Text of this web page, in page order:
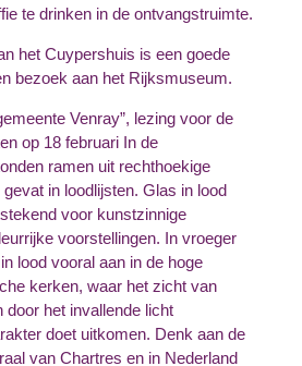
te drinken in de ontvangstruimte.
het Cuypershuis is een goede
bezoek aan het Rijksmuseum.
Venray”, lezing voor de
op 18 februari In de
ramen uit rechthoekige
in loodlijsten. Glas in lood
voor kunstzinnige
voorstellingen. In vroeger
lood vooral aan in de hoge
kerken, waar het zicht van
door het invallende licht
doet uitkomen. Denk aan de
van Chartres en in Nederland